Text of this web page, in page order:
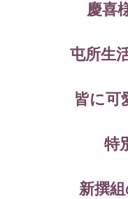
慶喜
屯所生
皆に可
特
新撰組